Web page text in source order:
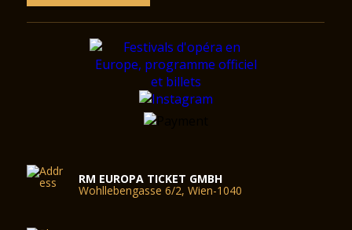
RM EUROPA TICKET GMBH
Wohllebengasse 6/2, Wien-1040